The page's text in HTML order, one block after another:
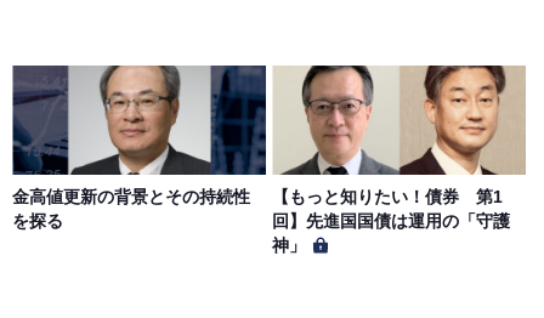
サイトのサービス内容を変更する場合があります。
第７条（個人情報の取扱い）
当社は、会員の個人情報を別途オンライン上に掲示する
「プライバシーポリシー」に基づき、適切に取り扱うもの
金高値更新の背景とその持続性
を探る
【もっと知りたい！債券 第1
回】先進国国債は運用の「守護
神」